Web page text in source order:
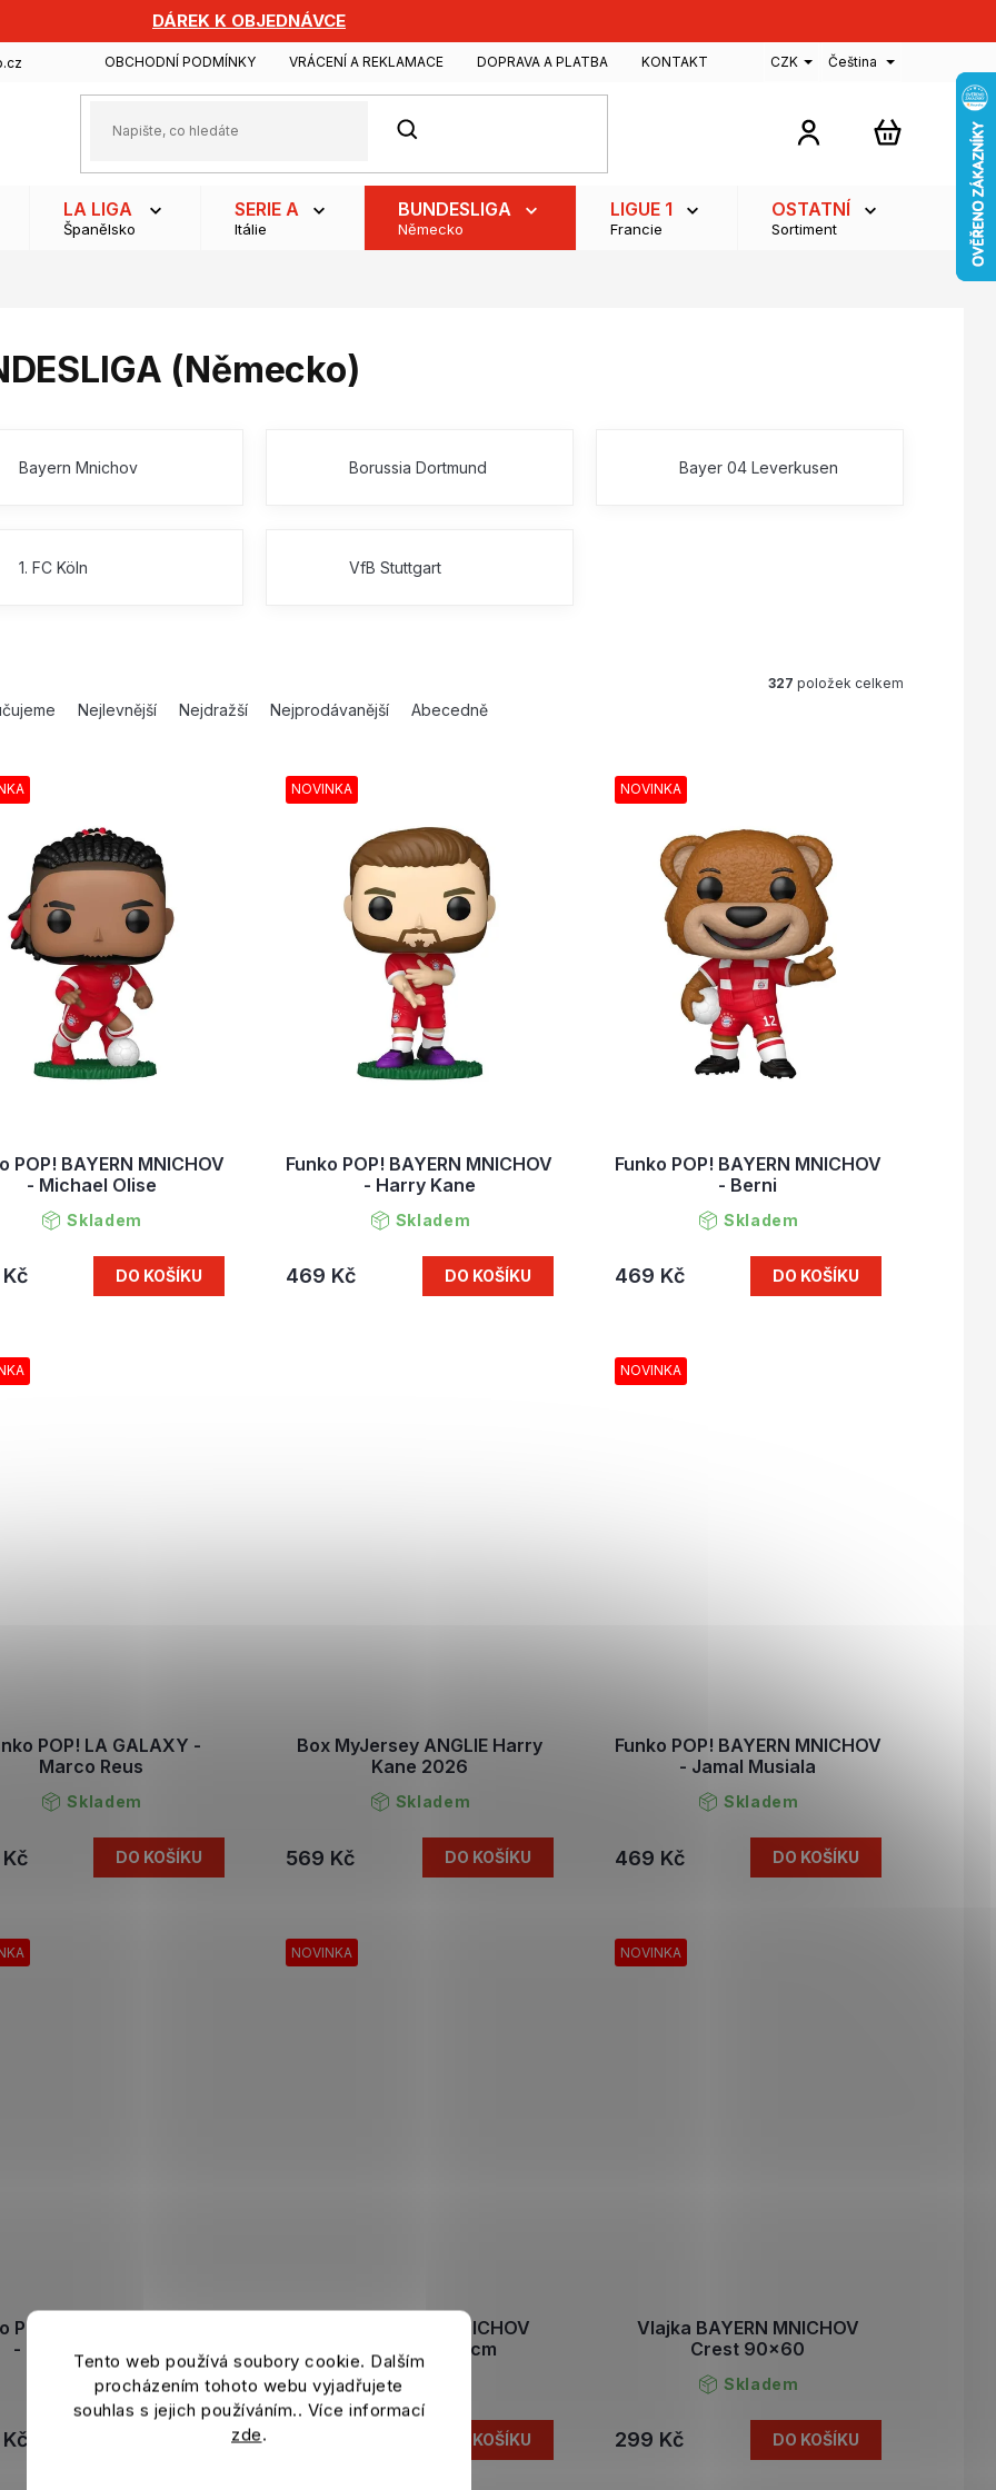
Tento web používá soubory cookie. Dalším
procházením tohoto webu vyjadřujete
souhlas s jejich používáním.. Více informací
zde.
DÁREK K OBJEDNÁVCE
OBCHODNÍ PODMÍNKY VRÁCENÍ A REKLAMACE DOPRAVA A PLATBA KONTAKT CZK Čeština
HLEDAT
NÁKUPNÍ
LA LIGA
Španělsko
SERIE A
Itálie
BUNDESLIGA
Německo
LIGUE 1
Francie
OSTATNÍ
Sortiment
(Německo)
Bayern Mnichov Borussia Dortmund Bayer 04 Leverkusen
1. FC Köln VfB Stuttgart
Nejlevnější Nejdražší Nejprodávanější Abecedně
327 položek celkem
POP! BAYERN MNICHOV
- Michael Olise
Skladem
DO KOŠÍKU
NOVINKA
Funko POP! BAYERN MNICHOV
- Harry Kane
Skladem
469 Kč DO KOŠÍKU
NOVINKA
Funko POP! BAYERN MNICHOV
- Berni
Skladem
469 Kč DO KOŠÍKU
POP! LA GALAXY -
Marco Reus
Skladem
DO KOŠÍKU
Box MyJersey ANGLIE Harry
Kane 2026
Skladem
569 Kč DO KOŠÍKU
NOVINKA
Funko POP! BAYERN MNICHOV
- Jamal Musiala
Skladem
469 Kč DO KOŠÍKU
POP! BAYERN MNICHOV
- Joshua Kimmich
Skladem
NOVINKA
Vlajka BAYERN MNICHOV
Crest 150x100cm
Skladem
DO KOŠÍKU
NOVINKA
Vlajka BAYERN MNICHOV
Crest 90x60
Skladem
299 Kč DO KOŠÍKU